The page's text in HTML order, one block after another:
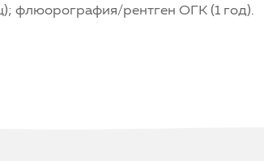
флюорография/рентген ОГК (1 год).